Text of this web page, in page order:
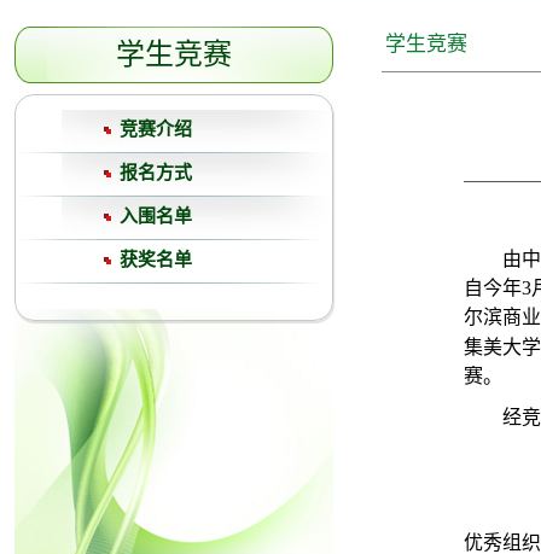
学生竞赛
竞赛介绍
报名方式
入围名单
获奖名单
学生竞赛
由
自今年3
尔滨商
集美大学
赛。
经
优秀组